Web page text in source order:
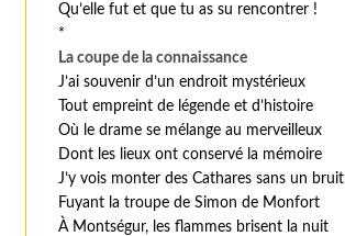
Qu’elle fut et que tu as su rencontrer !
*
La coupe de la connaissance
J’ai souvenir d’un endroit mystérieux
Tout empreint de légende et d’histoire
Où le drame se mélange au merveilleux
Dont les lieux ont conservé la mémoire
J’y vois monter des Cathares sans un bruit
Fuyant la troupe de Simon de Monfort
À Montségur, les flammes brisent la nuit